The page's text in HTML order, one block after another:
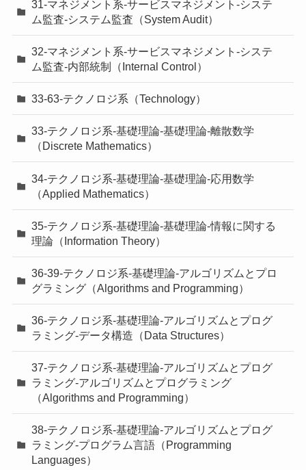
31-マネジメント系-サービスマネジメント-システ
ム監査-システム監査（System Audit）
32-マネジメント系-サービスマネジメント-システ
ム監査-内部統制（Internal Control）
33-63-テクノロジ系（Technology）
33-テクノロジ系-基礎理論-基礎理論-離散数学
（Discrete Mathematics）
34-テクノロジ系-基礎理論-基礎理論-応用数学
（Applied Mathematics）
35-テクノロジ系-基礎理論-基礎理論-情報に関する
理論（Information Theory）
36-39-テクノロジ系-基礎理論-アルゴリズムとプロ
グラミング（Algorithms and Programming）
36-テクノロジ系-基礎理論-アルゴリズムとプログ
ラミング-データ構造（Data Structures）
37-テクノロジ系-基礎理論-アルゴリズムとプログ
ラミング-アルゴリズムとプログラミング
（Algorithms and Programming）
38-テクノロジ系-基礎理論-アルゴリズムとプログ
ラミング-プログラム言語（Programming
Languages）